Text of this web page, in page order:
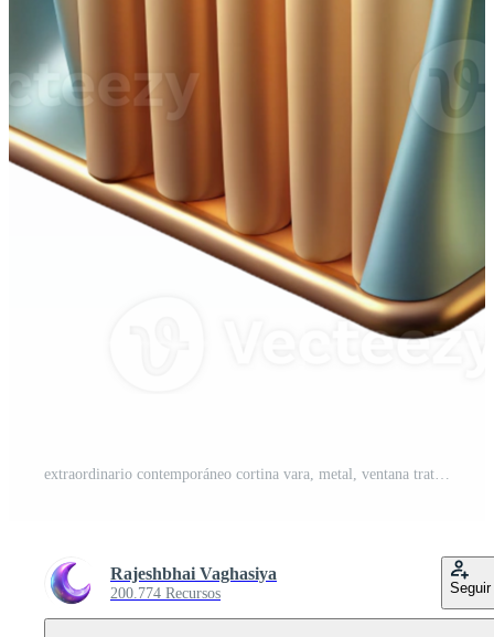
extraordinario contemporáneo cortina vara, metal, ventana tratamiento exclusivo PNG Pro
Rajeshbhai Vaghasiya
200.774 Recursos Seguir